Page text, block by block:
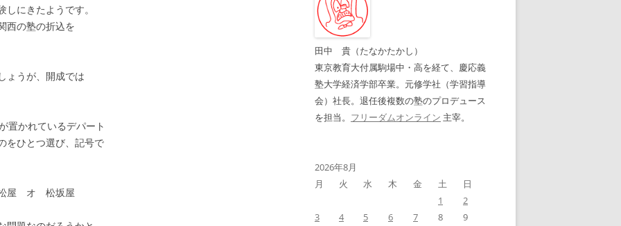
にきたようです。
西の塾の折込を
ょうが、開成では
置かれているデパート
をひとつ選び、記号で
オ 松坂屋
田中 貴（たなかたかし）
東京教育大付属駒場中・高を経て、慶応義
塾大学経済学部卒業。元修学社（学習指導
会）社長。退任後複数の塾のプロデュース
を担当。 フリーダムオンライン 主宰。
2026年8月
月
火 水 木 金 土
日
1
2
3
4 5 6 7 8
9